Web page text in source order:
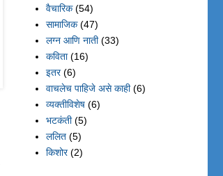
वैचारिक (54)
सामाजिक (47)
लग्न आणि नाती (33)
कविता (16)
इतर (6)
वाचलेच पाहिजे असे काही (6)
व्यक्तीविशेष (6)
भटकंती (5)
ललित (5)
किशोर (2)